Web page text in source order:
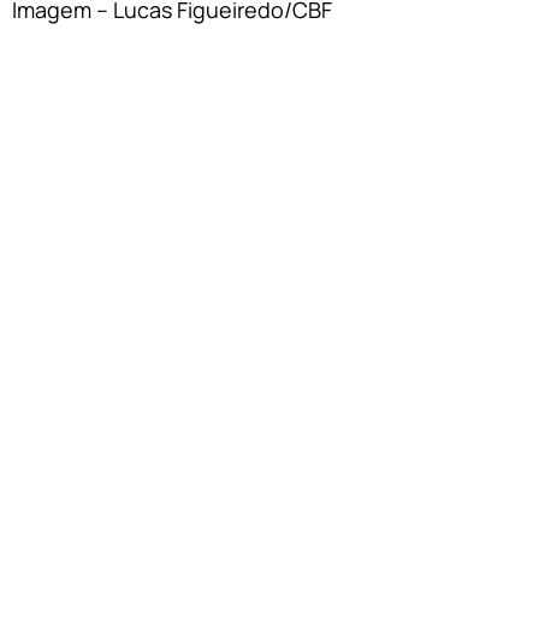
Imagem – Lucas Figueiredo/CBF